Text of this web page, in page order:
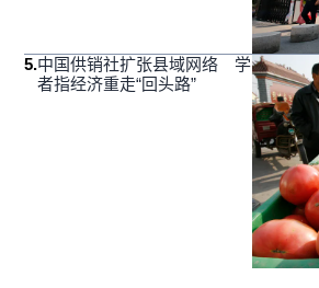
5.中国供销社扩张县域网络 学
者指经济重走“回头路”